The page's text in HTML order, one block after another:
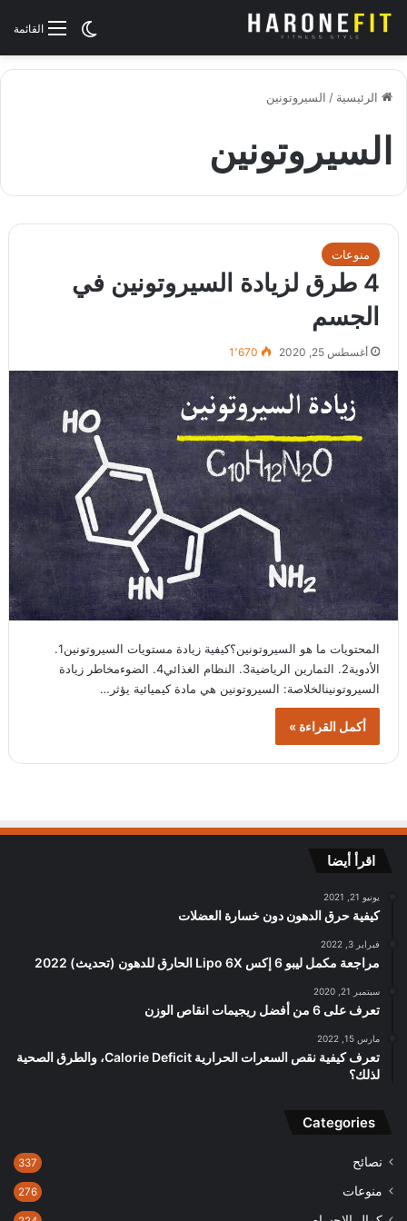
القائمةالوضع
الرئيسية / السيروتونين
السيروتونين
منوعات
4 طرق لزيادة السيروتونين في
الجسم
أغسطس 25, 2020 1٬670
المحتويات ما هو السيروتونين؟كيفية زيادة مستويات السيروتونين1.
الأدوية2. التمارين الرياضية3. النظام الغذائي4. الضوءمخاطر زيادة
السيروتونينالخلاصة: السيروتونين هي مادة كيميائية يؤثر…
أكمل القراءة »
اقرأ أيضا
يونيو 21, 2021
كيفية حرق الدهون دون خسارة العضلات
فبراير 3, 2022
مراجعة مكمل ليبو 6 إكس Lipo 6X الحارق للدهون (تحديث) 2022
سبتمبر 21, 2020
تعرف على 6 من أفضل ريجيمات انقاص الوزن
مارس 15, 2022
تعرف كيفية نقص السعرات الحرارية Calorie Deficit، والطرق الصحية
لذلك؟
Categories
نصائح 337
منوعات 276